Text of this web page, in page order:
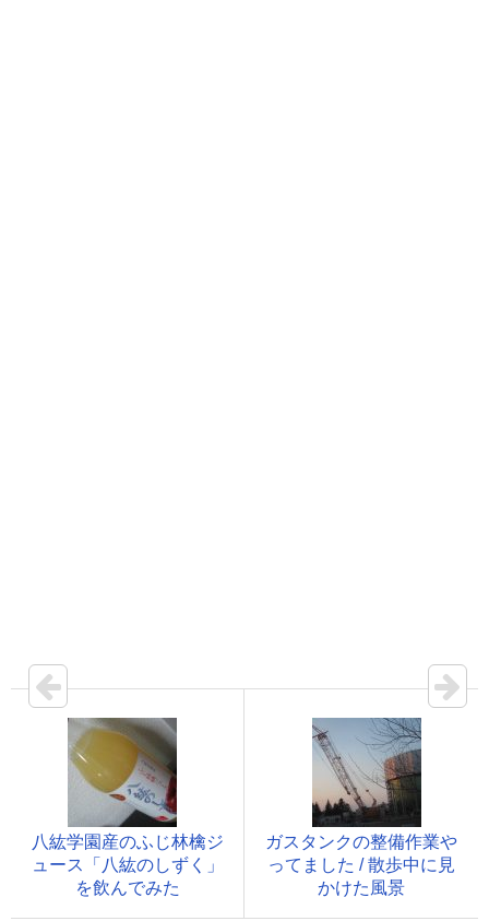
八紘学園産のふじ林檎ジ
ュース「八紘のしずく」
を飲んでみた
ガスタンクの整備作業や
ってました / 散歩中に見
かけた風景